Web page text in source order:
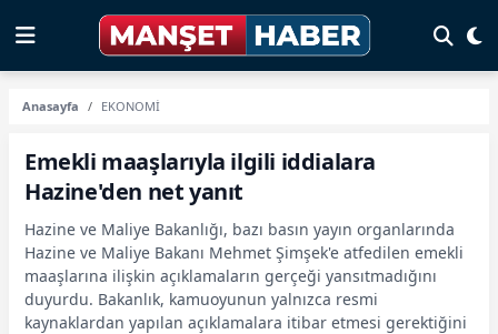
Anasayfa EKONOMİ
Emekli maaşlarıyla ilgili iddialara
Hazine'den net yanıt
Hazine ve Maliye Bakanlığı, bazı basın yayın organlarında
Hazine ve Maliye Bakanı Mehmet Şimşek'e atfedilen emekli
maaşlarına ilişkin açıklamaların gerçeği yansıtmadığını
duyurdu. Bakanlık, kamuoyunun yalnızca resmi
kaynaklardan yapılan açıklamalara itibar etmesi gerektiğini